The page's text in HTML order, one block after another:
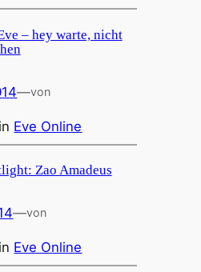
– hey warte, nicht
—von
in Eve Online
Zao Amadeus
—von
in Eve Online